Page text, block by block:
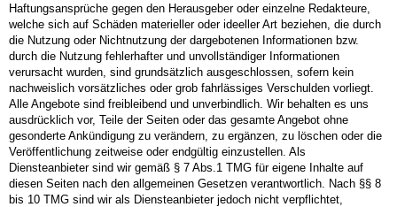
Haftungsansprüche gegen den Herausgeber oder einzelne Redakteure,
welche sich auf Schäden materieller oder ideeller Art beziehen, die durch
die Nutzung oder Nichtnutzung der dargebotenen Informationen bzw.
durch die Nutzung fehlerhafter und unvollständiger Informationen
verursacht wurden, sind grundsätzlich ausgeschlossen, sofern kein
nachweislich vorsätzliches oder grob fahrlässiges Verschulden vorliegt.
Alle Angebote sind freibleibend und unverbindlich. Wir behalten es uns
ausdrücklich vor, Teile der Seiten oder das gesamte Angebot ohne
gesonderte Ankündigung zu verändern, zu ergänzen, zu löschen oder die
Veröffentlichung zeitweise oder endgültig einzustellen. Als
Diensteanbieter sind wir gemäß § 7 Abs.1 TMG für eigene Inhalte auf
diesen Seiten nach den allgemeinen Gesetzen verantwortlich. Nach §§ 8
bis 10 TMG sind wir als Diensteanbieter jedoch nicht verpflichtet,